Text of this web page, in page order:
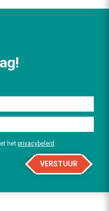
het privacybeleid .
VERSTUUR